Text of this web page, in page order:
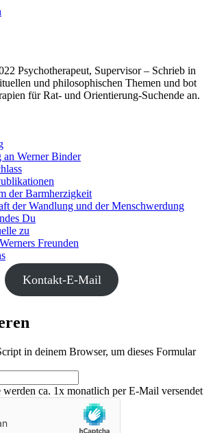
Psychotherapeut, Supervisor – Schrieb in
und philosophischen Themen und bot
für Rat- und Orientierung-Suchende an.
an Werner Binder
der Barmherzigkeit
der Wandlung und der Menschwerdung
Du
zu
Freunden
Kontakt-E-Mail
in deinem Browser, um dieses Formular
ca. 1x monatlich per E-Mail versendet